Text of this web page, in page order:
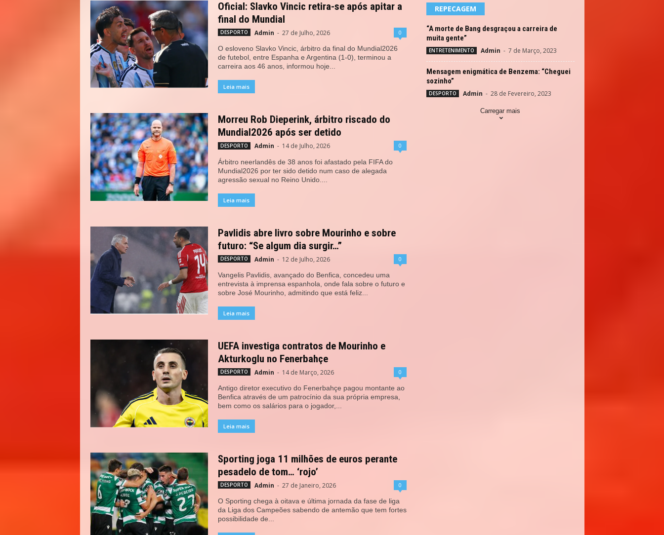
Oficial: Slavko Vincic retira-se após apitar a
final do Mundial
DESPORTO Admin - 27 de Julho, 2026 0
O esloveno Slavko Vincic, árbitro da final do Mundial2026
de futebol, entre Espanha e Argentina (1-0), terminou a
carreira aos 46 anos, informou hoje...
Leia mais
Morreu Rob Dieperink, árbitro riscado do
Mundial2026 após ser detido
DESPORTO Admin - 14 de Julho, 2026 0
Árbitro neerlandês de 38 anos foi afastado pela FIFA do
Mundial2026 por ter sido detido num caso de alegada
agressão sexual no Reino Unido....
Leia mais
Pavlidis abre livro sobre Mourinho e sobre
futuro: “Se algum dia surgir…”
DESPORTO Admin - 12 de Julho, 2026 0
Vangelis Pavlidis, avançado do Benfica, concedeu uma
entrevista à imprensa espanhola, onde fala sobre o futuro e
sobre José Mourinho, admitindo que está feliz...
Leia mais
UEFA investiga contratos de Mourinho e
Akturkoglu no Fenerbahçe
DESPORTO Admin - 14 de Março, 2026 0
Antigo diretor executivo do Fenerbahçe pagou montante ao
Benfica através de um patrocínio da sua própria empresa,
bem como os salários para o jogador,...
Leia mais
Sporting joga 11 milhões de euros perante
pesadelo de tom… ‘rojo’
DESPORTO Admin - 27 de Janeiro, 2026 0
O Sporting chega à oitava e última jornada da fase de liga
da Liga dos Campeões sabendo de antemão que tem fortes
possibilidade de...
REPECAGEM
“A morte de Bang desgraçou a carreira de
muita gente”
ENTRETENIMENTO Admin - 7 de Março, 2023
Mensagem enigmática de Benzema: “Cheguei
sozinho”
DESPORTO Admin - 28 de Fevereiro, 2023
Carregar mais